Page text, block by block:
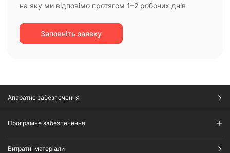
на яку ми відповімо протягом 1–2 робочих днів
Заповніть заявку
Апаратне забезпечення
Програмне забезпечення
Витратні матеріали